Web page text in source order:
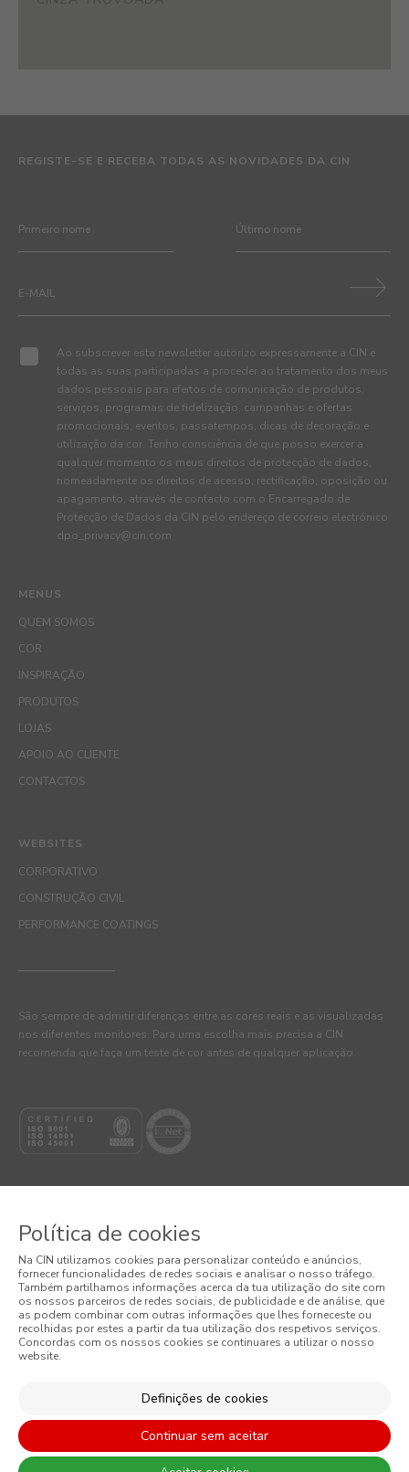
MENUS
QUEM SOMOS
COR
INSPIRAÇÃO
PRODUTOS
LOJAS
APOIO AO CLIENTE
CONTACTOS
REGISTE-SE E RECEBA TODAS AS NOVIDADES DA CIN
Ao subscrever esta newsletter autorizo expressamente a CIN e
todas as suas participadas a proceder ao tratamento dos meus
dados pessoais para efeitos de comunicação de produtos,
serviços, programas de fidelização, campanhas e ofertas
promocionais, eventos, passatempos, dicas de decoração e
utilização da cor. Tenho consciência de que posso exercer a
qualquer momento os meus direitos de protecção de dados,
nomeadamente os direitos de acesso, rectificação, oposição ou
apagamento, através de contacto com o Encarregado de
Protecção de Dados da CIN pelo endereço de correio electrónico
dpo_privacy@cin.com
WEBSITES
CORPORATIVO
CONSTRUÇÃO CIVIL
PERFORMANCE COATINGS
São sempre de admitir diferenças entre as cores reais e as visualizadas
nos diferentes monitores. Para uma escolha mais precisa a CIN
recomenda que faça um teste de cor antes de qualquer aplicação.
Termos e Condições
Política de Privacidade
Política de Cookies
Condições Gerais de Venda
Política de cookies
Na CIN utilizamos cookies para personalizar conteúdo e anúncios,
fornecer funcionalidades de redes sociais e analisar o nosso tráfego.
Também partilhamos informações acerca da tua utilização do site com
os nossos parceiros de redes sociais, de publicidade e de análise, que
as podem combinar com outras informações que lhes forneceste ou
recolhidas por estes a partir da tua utilização dos respetivos serviços.
Concordas com os nossos cookies se continuares a utilizar o nosso
website.
Definições de cookies
Continuar sem aceitar